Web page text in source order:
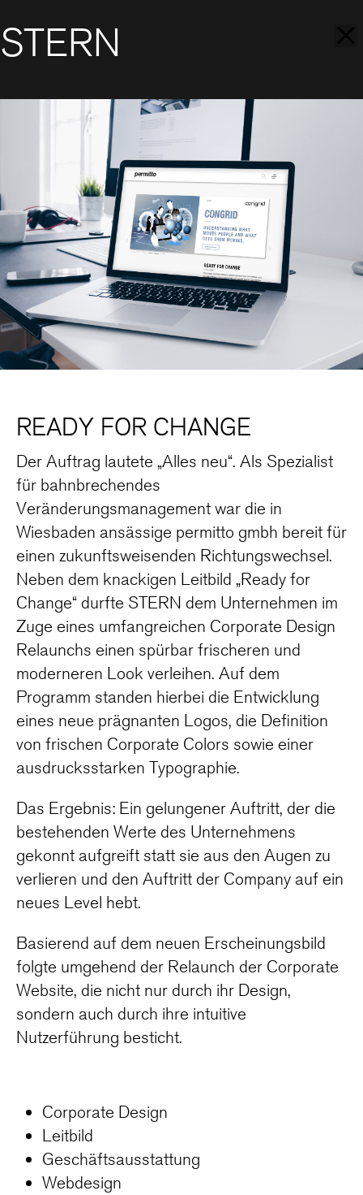
STERN
READY FOR CHANGE
Der Auftrag lautete „Alles neu“. Als Spezialist
für bahnbrechendes
Veränderungsmanagement war die in
Wiesbaden ansässige permitto gmbh bereit für
einen zukunftsweisenden Richtungswechsel.
Neben dem knackigen Leitbild „Ready for
Change“ durfte STERN dem Unternehmen im
Zuge eines umfangreichen Corporate Design
Relaunchs einen spürbar frischeren und
moderneren Look verleihen. Auf dem
Programm standen hierbei die Entwicklung
eines neue prägnanten Logos, die Definition
von frischen Corporate Colors sowie einer
ausdrucksstarken Typographie.
Das Ergebnis: Ein gelungener Auftritt, der die
bestehenden Werte des Unternehmens
gekonnt aufgreift statt sie aus den Augen zu
verlieren und den Auftritt der Company auf ein
neues Level hebt.
Basierend auf dem neuen Erscheinungsbild
folgte umgehend der Relaunch der Corporate
Website, die nicht nur durch ihr Design,
sondern auch durch ihre intuitive
Nutzerführung besticht.
Corporate Design
Leitbild
Geschäftsausstattung
Webdesign